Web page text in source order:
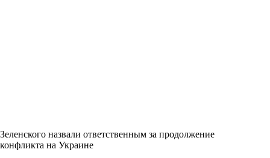
Зеленского назвали ответственным за продолжение
конфликта на Украине